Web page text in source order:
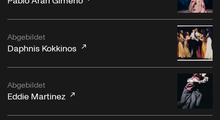
Abgebildet
Daphnis Kokkinos
Abgebildet
Eddie Martinez